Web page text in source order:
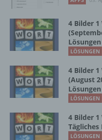
4 Bilder
Lösungen
LÖSUNGEN
4 Bilder
(August
Lösungen
LÖSUNGEN
4 Bilder 1
Tägliches
LÖSUNGEN
Daten wie das
Organisation,
die Anpassung
Auslesen, das
die Offenlegung
Verbreitung oder
Bereitstellung,
Verknüpfung, die
Löschen oder die
d) Einschränkung